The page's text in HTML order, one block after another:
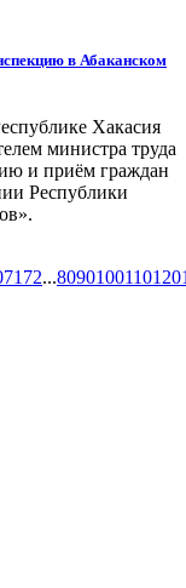
в Абаканском
Хакасия
министра труда
и приём граждан
Республики
71 72...8090100110120